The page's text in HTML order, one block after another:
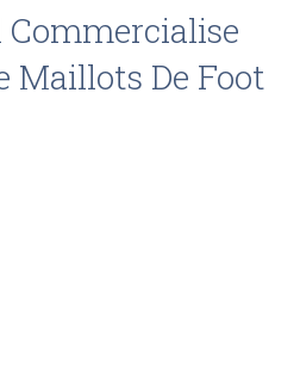
Maillots De Foot